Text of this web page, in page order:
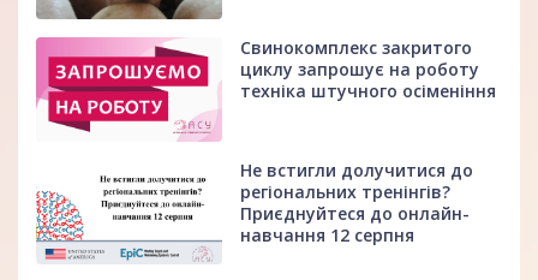
Свинокомплекс закритого
циклу запрошує на роботу
техніка штучного осіменіння
Не встигли долучитися до
регіональних тренінгів?
Приєднуйтеся до онлайн-
навчання 12 серпня